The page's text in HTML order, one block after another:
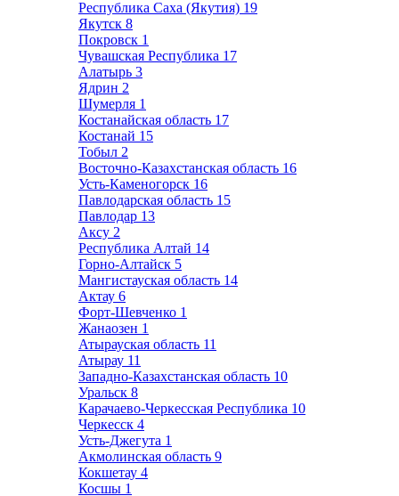
Республика Саха (Якутия) 19
Якутск 8
Покровск 1
Чувашская Республика 17
Алатырь 3
Ядрин 2
Шумерля 1
Костанайская область 17
Костанай 15
Тобыл 2
Восточно-Казахстанская область 16
Усть-Каменогорск 16
Павлодарская область 15
Павлодар 13
Аксу 2
Республика Алтай 14
Горно-Алтайск 5
Мангистауская область 14
Актау 6
Форт-Шевченко 1
Жанаозен 1
Атырауская область 11
Атырау 11
Западно-Казахстанская область 10
Уральск 8
Карачаево-Черкесская Республика 10
Черкесск 4
Усть-Джегута 1
Акмолинская область 9
Кокшетау 4
Косшы 1